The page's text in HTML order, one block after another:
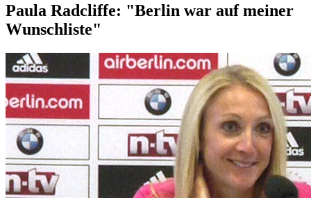
Paula Radcliffe: "Berlin war auf meiner
Wunschliste"